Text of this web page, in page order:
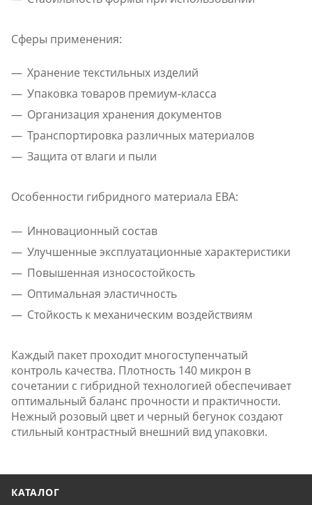
Сферы применения:
Хранение текстильных изделий
Упаковка товаров премиум-класса
Организация хранения документов
Транспортировка различных материалов
Защита от влаги и пыли
Особенности гибридного материала ЕВА:
Инновационный состав
Улучшенные эксплуатационные характеристики
Повышенная износостойкость
Оптимальная эластичность
Стойкость к механическим воздействиям
Каждый пакет проходит многоступенчатый
контроль качества. Плотность 140 микрон в
сочетании с гибридной технологией обеспечивает
оптимальный баланс прочности и практичности.
Нежный розовый цвет и черный бегунок создают
стильный контрастный внешний вид упаковки.
КАТАЛОГ